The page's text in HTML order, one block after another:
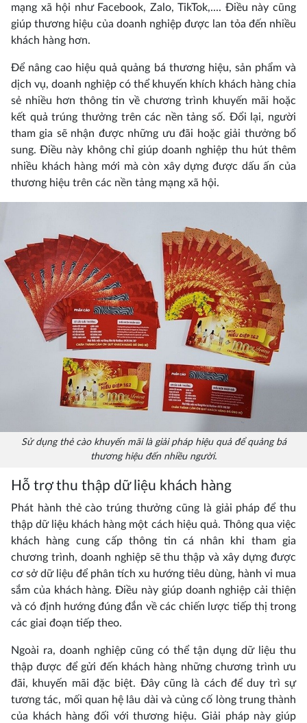
mạng xã hội như Facebook, Zalo, TikTok,.... Điều này cũng
giúp thương hiệu của doanh nghiệp được lan tỏa đến nhiều
khách hàng hơn.
Để nâng cao hiệu quả quảng bá thương hiệu, sản phẩm và
dịch vụ, doanh nghiệp có thể khuyến khích khách hàng chia
sẻ nhiều hơn thông tin về chương trình khuyến mãi hoặc
kết quả trúng thưởng trên các nền tảng số. Đổi lại, người
tham gia sẽ nhận được những ưu đãi hoặc giải thưởng bổ
sung. Điều này không chỉ giúp doanh nghiệp thu hút thêm
nhiều khách hàng mới mà còn xây dựng được dấu ấn của
thương hiệu trên các nền tảng mạng xã hội.
Sử dụng thẻ cào khuyến mãi là giải pháp hiệu quả để quảng bá
thương hiệu đến nhiều người.
Hỗ trợ thu thập dữ liệu khách hàng
Phát hành thẻ cào trúng thưởng cũng là giải pháp để thu
thập dữ liệu khách hàng một cách hiệu quả. Thông qua việc
khách hàng cung cấp thông tin cá nhân khi tham gia
chương trình, doanh nghiệp sẽ thu thập và xây dựng được
cơ sở dữ liệu để phân tích xu hướng tiêu dùng, hành vi mua
sắm của khách hàng. Điều này giúp doanh nghiệp cải thiện
và có định hướng đúng đắn về các chiến lược tiếp thị trong
các giai đoạn tiếp theo.
Ngoài ra, doanh nghiệp cũng có thể tận dụng dữ liệu thu
thập được để gửi đến khách hàng những chương trình ưu
đãi, khuyến mãi đặc biệt. Đây cũng là cách để duy trì sự
tương tác, mối quan hệ lâu dài và củng cố lòng trung thành
của khách hàng đối với thương hiệu. Giải pháp này giúp